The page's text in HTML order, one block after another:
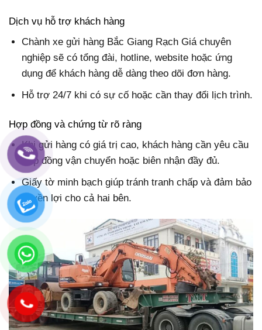
Dịch vụ hỗ trợ khách hàng
Chành xe gửi hàng Bắc Giang Rạch Giá chuyên
nghiệp sẽ có tổng đài, hotline, website hoặc ứng
dụng để khách hàng dễ dàng theo dõi đơn hàng.
Hỗ trợ 24/7 khi có sự cố hoặc cần thay đổi lịch trình.
Hợp đồng và chứng từ rõ ràng
Khi gửi hàng có giá trị cao, khách hàng cần yêu cầu
hợp đồng vận chuyển hoặc biên nhận đầy đủ.
Giấy tờ minh bạch giúp tránh tranh chấp và đảm bảo
quyền lợi cho cả hai bên.